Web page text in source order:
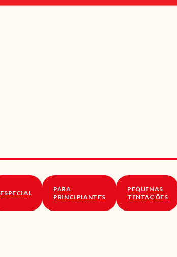
ESPECIAL
PARA
PRINCIPIANTES
PEQUENAS
TENTAÇÕES